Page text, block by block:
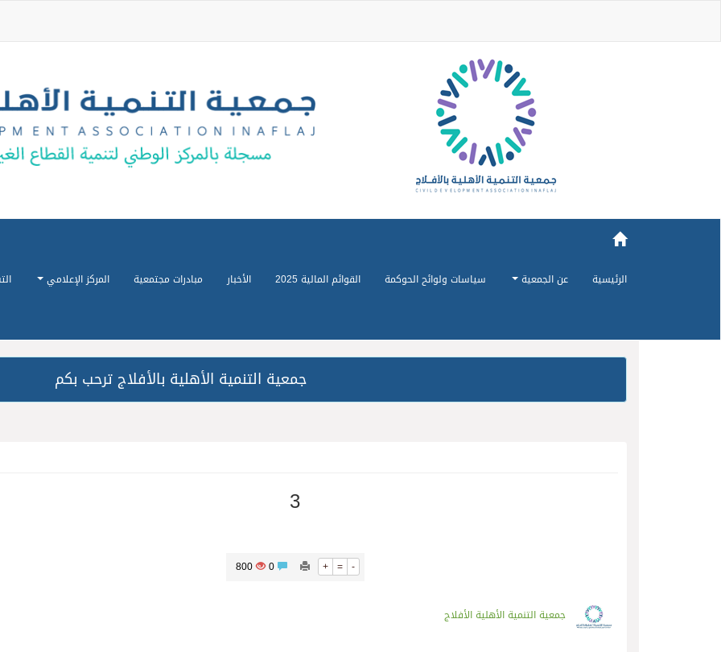
الرئيسية عن الجمعية سياسات ولوائح الحوكمة القوائم المالية 2025 الأخبار مبادرات مجتمعية المركز الإعلامي
جمعية التنمية الأهلية بالأفلاج ترحب بكم
3
+ = -
0
800
جمعية التنمية الأهلية الأفلاج